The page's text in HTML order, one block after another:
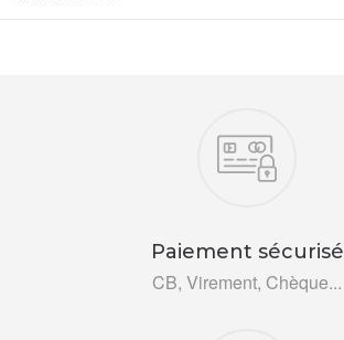
Paiement sécurisé
CB, Virement, Chèque...